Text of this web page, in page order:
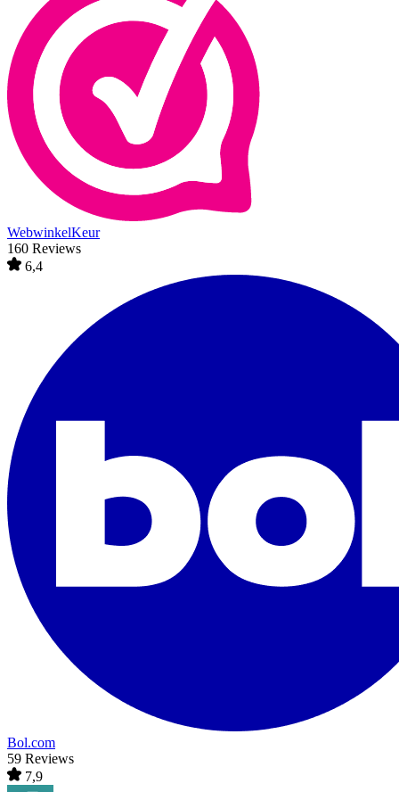
WebwinkelKeur
160 Reviews
6,4
Bol.com
59 Reviews
7,9